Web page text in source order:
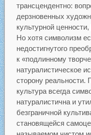
трансцендентно:
дерзновенных
культурной
Но хотя символизм
недостигнутого
к «подлинному
натуралистическое
сторону реальности.
культура всегда
натуралистична и
безграничной
становящейся